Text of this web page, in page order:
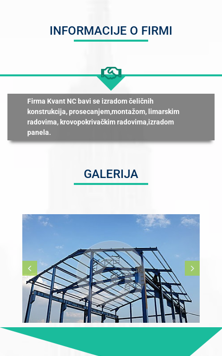
INFORMACIJE O FIRMI
Firma Kvant NC bavi se izradom čeličnih
konstrukcija, prosecanjem,montažom, limarskim
radovima, krovopokrivačkim radovima,izradom
panela.
GALERIJA